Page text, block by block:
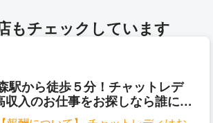
もチェックしています
駅から徒歩５分！チャットレデ
収入のお仕事をお探しなら誰にも
にはじめられる！ ルーム通勤/自